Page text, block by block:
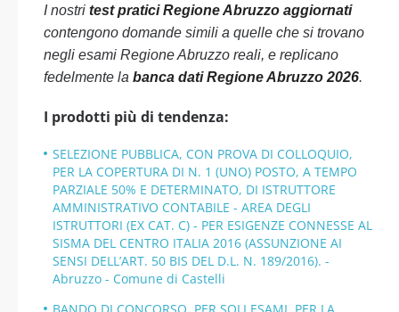
I nostri test pratici Regione Abruzzo aggiornati
contengono domande simili a quelle che si trovano
negli esami Regione Abruzzo reali, e replicano
fedelmente la banca dati Regione Abruzzo 2026.
I prodotti più di tendenza:
SELEZIONE PUBBLICA, CON PROVA DI COLLOQUIO,
PER LA COPERTURA DI N. 1 (UNO) POSTO, A TEMPO
PARZIALE 50% E DETERMINATO, DI ISTRUTTORE
AMMINISTRATIVO CONTABILE - AREA DEGLI
ISTRUTTORI (EX CAT. C) - PER ESIGENZE CONNESSE AL
SISMA DEL CENTRO ITALIA 2016 (ASSUNZIONE AI
SENSI DELL’ART. 50 BIS DEL D.L. N. 189/2016). -
Abruzzo - Comune di Castelli